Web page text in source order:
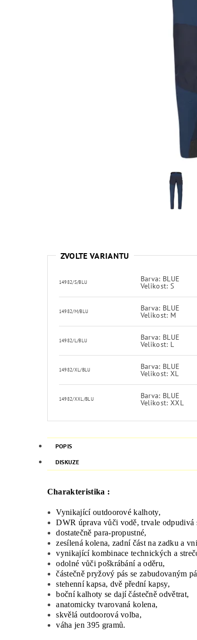
ZVOLTE VARIANTU
14982/S/BLU Barva: BLUE
Velikost: S
14982/M/BLU Barva: BLUE
Velikost: M
14982/L/BLU Barva: BLUE
Velikost: L
14982/XL/BLU Barva: BLUE
Velikost: XL
14982/XXL/BLU Barva: BLUE
Velikost: XXL
POPIS
DISKUZE
Charakteristika :
Vynikající outdoorové kalhoty,
DWR úprava vůči vodě, trvale odpudivá
dostatečně para-propustné,
zesílená kolena, zadní část na zadku a
vynikající kombinace technických a
odolné vůči poškrábání a oděru,
částečně pryžový pás se zabudovaným
stehenní kapsa, dvě přední kapsy,
boční kalhoty se dají částečně odvětrat,
anatomicky tvarovaná kolena,
skvělá outdoorová volba,
váha jen 395 gramů.